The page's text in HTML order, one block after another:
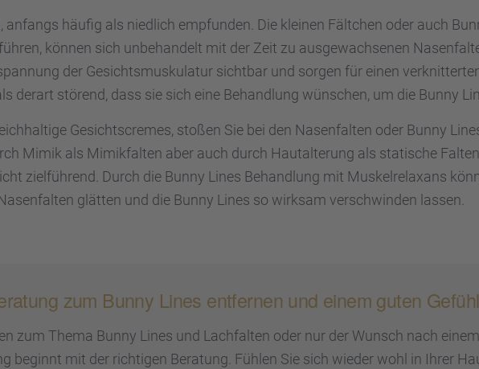
häufig als niedlich empfun­den. Die kleinen Fältchen oder auch
können sich unbehan­delt mit der Zeit zu ausge­wach­se­nen
der Gesichts­mus­ku­la­tur sicht­bar und sorgen für einen
derart störend, dass sie sich eine Behand­lung wünschen, um die Bunny
Gesichts­cremes, stoßen Sie bei den Nasen­fal­ten oder Bunny
Mimik als Mimik­fal­ten aber auch durch Hautal­te­rung als stati­sche
zielfüh­rend. Durch die Bunny Lines Behand­lung mit Muskel­re­lax­ans
glätten und die Bunny Lines so wirksam verschwin­den lassen.
zum Bunny Lines entfer­nen und einem guten
zum Thema Bunny Lines und Lachfal­ten oder nur der Wunsch nach
beginnt mit der richti­gen Beratung. Fühlen Sie sich wieder wohl in Ihrer